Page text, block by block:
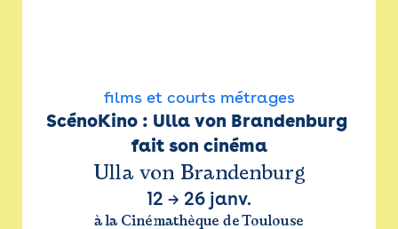
films et courts métrages
ScénoKino : Ulla von Brandenburg
fait son cinéma
Ulla von Brandenburg
12 → 26 janv.
à la Cinémathèque de Toulouse